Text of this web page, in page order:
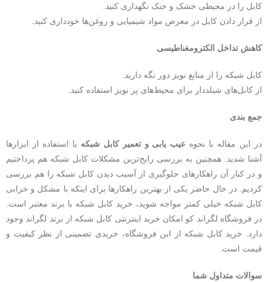
کابل را در محیطی خشک و خنک نگهداری کنید.
از قرار دادن کابل در معرض مواد شیمیایی و روغن‌ها خودداری کنید.
کاهش تداخل الکترومغناطیسی
کابل شبکه را از منابع نویز دور نگه دارید.
از کابل‌های شیلددار برای محیط‌های پر نویز استفاده کنید.
جمع بندی
در این مقاله با نحوه عیب یابی و تعمیر کابل شبکه با استفاده از ابزارها
آشنا شدید. همچنین به بررسی رایج‌ترین مشکلات کابل شبکه هم پرداختیم
و در کنار آن راهکارهای جلوگیری از آسیب دیدن کابل شبکه را هم بررسی
کردیم. در حال حاضر یکی از بهترین راهکارها برای اینکه با مشکل و خرابی
کابل شبکه خیلی کمتر مواجه شوید، خرید کابل شبکه با برند معتبر است.
در فروشگاه لگراند کو امکان خرید اینترنتی کابل شبکه از برند لگراند وجود
دارد. خرید کابل شبکه از این فروشگاه، خریدی تضمینی از نظر کیفیت و
قیمت است.
سوالات متداول شما